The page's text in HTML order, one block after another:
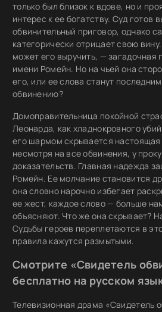
только был близок к вдове, но и
интерес к ее богатству. Суд готов
обвинительный приговор, однако
категорически отрицает свою
может его выручить, — загадочная
имени Ромейн. Но на чьей она
его, или ее слова станут
обвинению?
Домоправительница покойной
Леонарда, как хладнокровного
его шармом скрывается
несмотря на все обвинения, у
доказательств. Главная надежда
Ромейн. Ее молчание становится
она словно нарочно избегает
ее жест, каждое слово — больше
объясняют. Что же она скрывает?
Судьбы героев переплетаются в
правила кажутся размытыми.
Смотрите «Свидетель
бесплатно на русском
Телевизионная драма «Свидетель